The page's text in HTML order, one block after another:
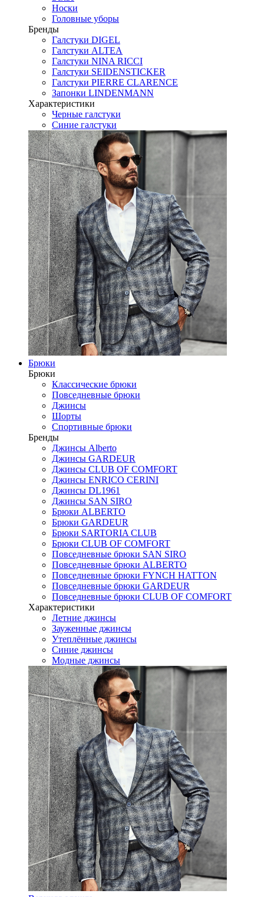
Носки
Головные уборы
Бренды
Галстуки DIGEL
Галстуки ALTEA
Галстуки NINA RICCI
Галстуки SEIDENSTICKER
Галстуки PIERRE CLARENCE
Запонки LINDENMANN
Характеристики
Черные галстуки
Синие галстуки
Брюки
Брюки
Классические брюки
Повседневные брюки
Джинсы
Шорты
Спортивные брюки
Бренды
Джинсы Alberto
Джинсы GARDEUR
Джинсы CLUB OF COMFORT
Джинсы ENRICO CERINI
Джинсы DL1961
Джинсы SAN SIRO
Брюки ALBERTO
Брюки GARDEUR
Брюки SARTORIA CLUB
Брюки CLUB OF COMFORT
Повседневные брюки SAN SIRO
Повседневные брюки ALBERTO
Повседневные брюки FYNCH HATTON
Повседневные брюки GARDEUR
Повседневные брюки CLUB OF COMFORT
Характеристики
Летние джинсы
Зауженные джинсы
Утеплённые джинсы
Синие джинсы
Модные джинсы